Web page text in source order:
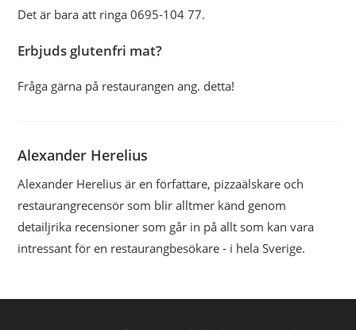
Det är bara att ringa 0695-104 77.
Erbjuds glutenfri mat?
Fråga gärna på restaurangen ang. detta!
Alexander Herelius
Alexander Herelius är en författare, pizzaälskare och
restaurangrecensör som blir alltmer känd genom
detailjrika recensioner som går in på allt som kan vara
intressant för en restaurangbesökare - i hela Sverige.